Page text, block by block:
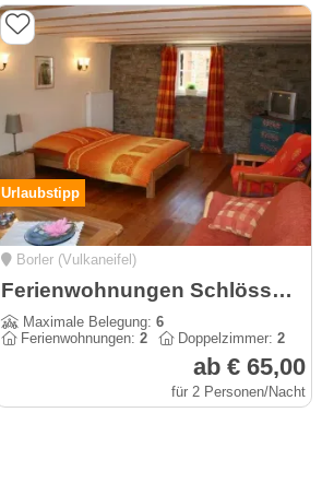
Urlaubstipp
Borler (Vulkaneifel)
Ferienwohnungen Schlössershof in der Vulkaneifel
Maximale Belegung: 6
Ferienwohnungen: 2 Doppelzimmer: 2
ab € 65,00
für 2 Personen/Nacht